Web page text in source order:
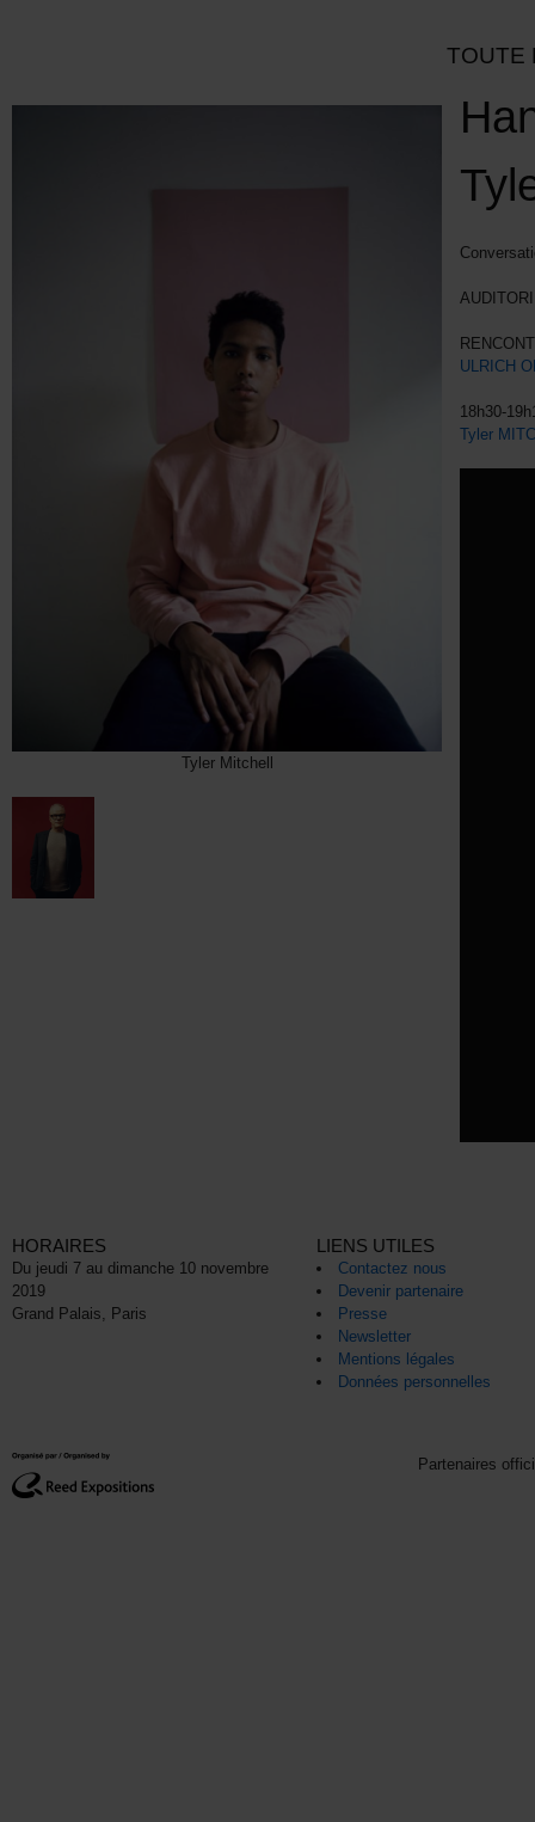
TOUTE
Tyler Mitchell
ULRICH
18h30-
Tyler
HORAIRES
Du jeudi 7 au dimanche 10 novembre
2019
Grand Palais, Paris
LIENS UTILES
Contactez nous
Devenir partenaire
Presse
Newsletter
Mentions légales
Données personnelles
Partenaires